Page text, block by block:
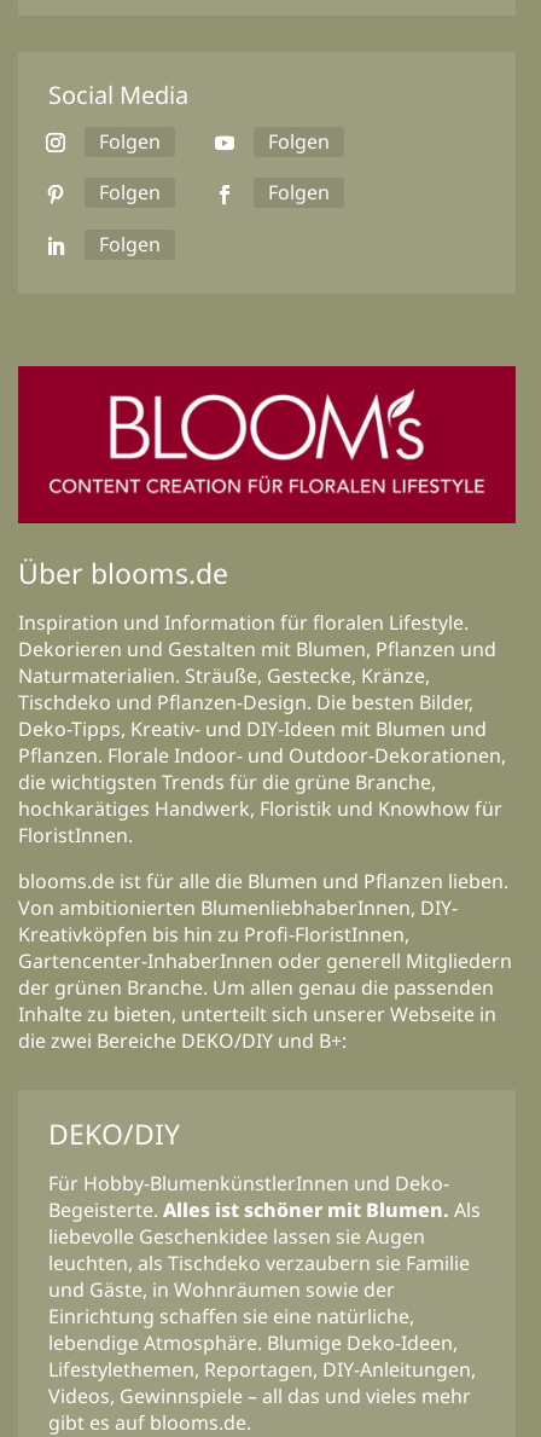
Social Media
Folgen
Folgen
Folgen
Folgen
Folgen
Über blooms.de
Inspiration und Information für floralen Lifestyle.
Dekorieren und Gestalten mit Blumen, Pflanzen und
Naturmaterialien. Sträuße, Gestecke, Kränze,
Tischdeko und Pflanzen-Design. Die besten Bilder,
Deko-Tipps, Kreativ- und DIY-Ideen mit Blumen und
Pflanzen. Florale Indoor- und Outdoor-Dekorationen,
die wichtigsten Trends für die grüne Branche,
hochkarätiges Handwerk, Floristik und Knowhow für
FloristInnen.
blooms.de ist für alle die Blumen und Pflanzen lieben.
Von ambitionierten BlumenliebhaberInnen, DIY-
Kreativköpfen bis hin zu Profi-FloristInnen,
Gartencenter-InhaberInnen oder generell Mitgliedern
der grünen Branche. Um allen genau die passenden
Inhalte zu bieten, unterteilt sich unserer Webseite in
die zwei Bereiche DEKO/DIY und B+:
DEKO/DIY
Für Hobby-BlumenkünstlerInnen und Deko-
Begeisterte. Alles ist schöner mit Blumen. Als
liebevolle Geschenkidee lassen sie Augen
leuchten, als Tischdeko verzaubern sie Familie
und Gäste, in Wohnräumen sowie der
Einrichtung schaffen sie eine natürliche,
lebendige Atmosphäre. Blumige Deko-Ideen,
Lifestylethemen, Reportagen, DIY-Anleitungen,
Videos, Gewinnspiele – all das und vieles mehr
gibt es auf blooms.de.